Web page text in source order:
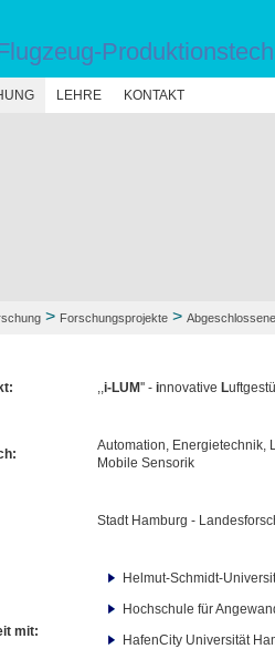
LEHRE KONTAKT
> Forschungsprojekte>
,,i-LUM'' - innovative L
Automation, Energietechnik,
Mobile Sensorik
Stadt Hamburg -
mit:
Helmut-Schmidt-
Hochschule für
HafenCity Universität